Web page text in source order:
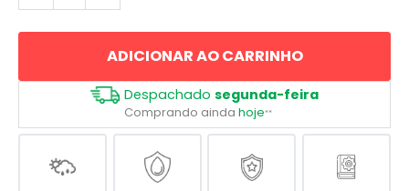
Pinscher
quantidade
ADICIONAR AO CARRINHO
Despachado segunda-feira
Comprando ainda hoje**